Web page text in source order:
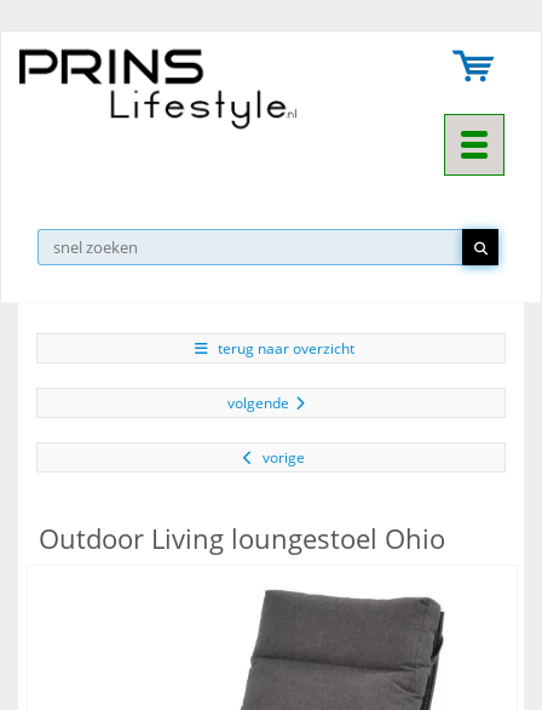
Toggle
▼
terug naar overzicht
volgende
vorige
Outdoor Living loungestoel Ohio